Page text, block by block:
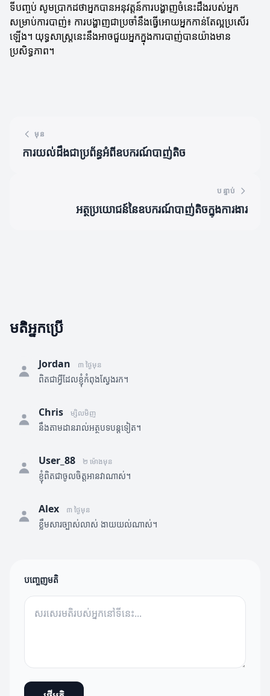
ទីបញ្ចប់ សូមប្រាកដថាអ្នកបានអនុវត្តន៍ការបង្ហាញចំនេះដឹងរបស់អ្នក
សម្រាប់ការបាញ់៖ ការបង្ហាញជាប្រចាំនឹងធ្វើអោយអ្នកកាន់តែល្អប្រសើរ
ឡើង។ យុទ្ធសាស្ត្រនេះនឹងអាចជួយអ្នកក្នុងការបាញ់បានយ៉ាងមាន
ប្រសិទ្ធភាព។
មុន
ការយល់ដឹងជាប្រព័ន្ធអំពីឧបករណ៍បាញ់តិច
បន្ទាប់
អត្ថប្រយោជន៍នៃឧបករណ៍បាញ់តិចក្នុងការងារ
មតិអ្នកប្រើ
Jordan ៣ ថ្ងៃមុន
ពិតជាអ្វីដែលខ្ញុំកំពុងស្វែងរក។
Chris ម្សិលមិញ
នឹងតាមដានរាល់អត្ថបទបន្តទៀត។
User_88 ២ ម៉ោងមុន
ខ្ញុំពិតជាចូលចិត្តអានវាណាស់។
Alex ៣ ថ្ងៃមុន
ខ្លឹមសារច្បាស់លាស់ ងាយយល់ណាស់។
បញ្ចេញមតិ